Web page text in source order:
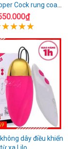
Cock rung coay
7 chế độ
dây điều khiển
từ xa Lilo